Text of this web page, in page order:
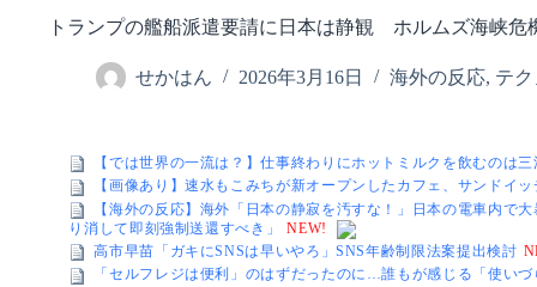
トランプの艦船派遣要請に日本は静観 ホルムズ海峡危
せかはん 2026年3月16日 海外の反応, テ
【では世界の一流は？】仕事終わりにホットミルクを飲むのは
【画像あり】速水もこみちが新オープンしたカフェ、サンドイ
【海外の反応】海外「日本の静寂を汚すな！」日本の電車内で
り消して即刻強制送還すべき」
NEW!
高市早苗「ガキにSNSは早いやろ」SNS年齢制限法案提出検討
「セルフレジは便利」のはずだったのに…誰もが感じる「使い